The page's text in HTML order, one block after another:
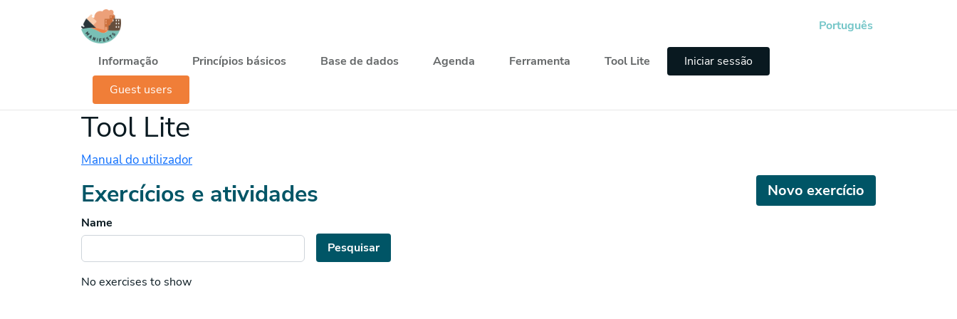
Passar para o conteúdo principal
Navegación principal
Informação Princípios básicos Base de dados Agenda Ferramenta Tool Lite
Iniciar sessão
Guest users
Português
Tool Lite
Manual do utilizador
Exercícios e atividades Novo exercício
Name
Pesquisar
No exercises to show